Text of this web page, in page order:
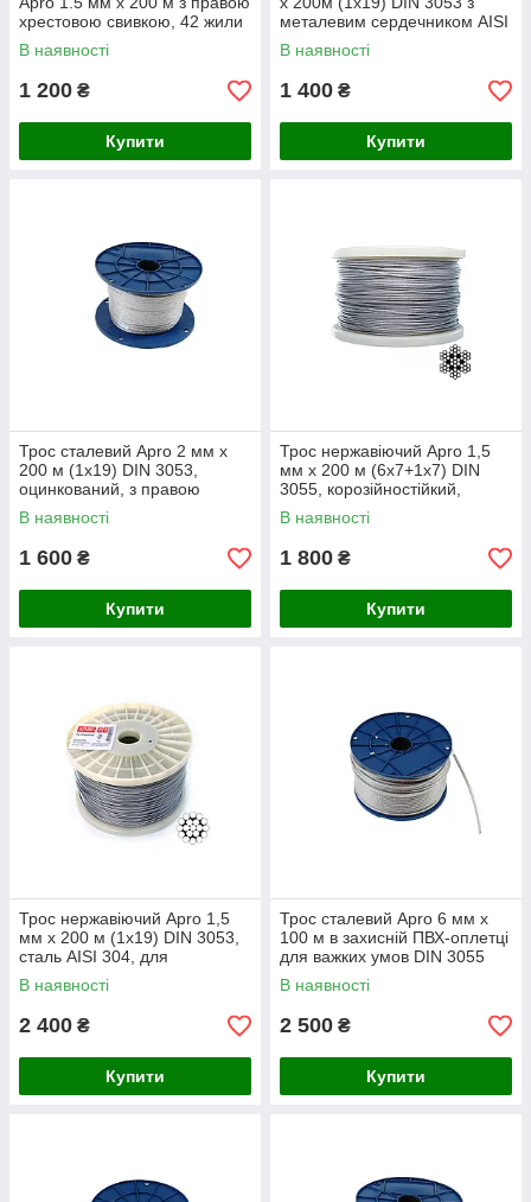
хрестовою свивкою, 42 жили
для кріплення та
навантаження
В наявності
1 200 ₴
Купити
металевим сердечником AISI
304 для будівництва
В наявності
1 400 ₴
Купити
Трос сталевий Apro 2 мм x
200 м (1x19) DIN 3053,
оцинкований, з правою
хрестовою свивкою
В наявності
1 600 ₴
Купити
Трос нержавіючий Apro 1,5
мм x 200 м (6х7+1х7) DIN
3055, корозійностійкий,
довговічний для підйому
В наявності
1 800 ₴
Купити
Трос нержавіючий Apro 1,5
мм x 200 м (1x19) DIN 3053,
сталь AISI 304, для
будівництва та такелажних
робіт
В наявності
2 400 ₴
Купити
Трос сталевий Apro 6 мм х
100 м в захисній ПВХ-оплетці
для важких умов DIN 3055
В наявності
2 500 ₴
Купити